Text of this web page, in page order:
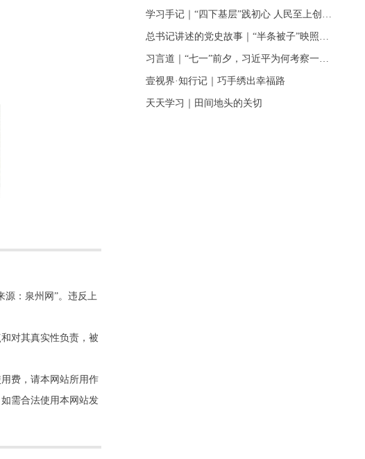
：泉州网”。违反上
对其真实性负责，被
费，请本网站所用作
需合法使用本网站发
壹视界·知行记｜巧手绣出幸福路
天天学习｜田间地头的关切